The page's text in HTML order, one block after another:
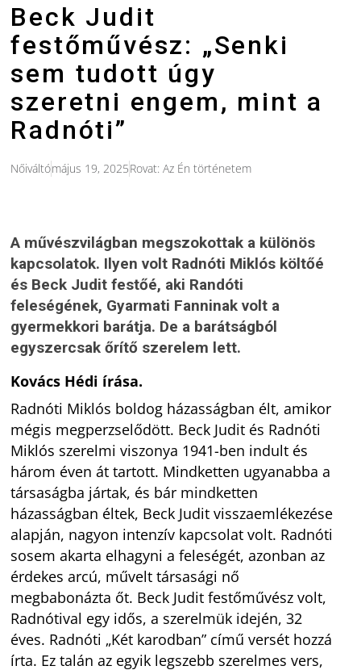
Beck Judit
festőművész: „Senki
sem tudott úgy
szeretni engem, mint a
Radnóti”
Nőiváltómájus 19, 2025Rovat:Az Én történetem
A művészvilágban megszokottak a különös
kapcsolatok. Ilyen volt Radnóti Miklós költőé
és Beck Judit festőé, aki Randóti
feleségének, Gyarmati Fanninak volt a
gyermekkori barátja. De a barátságból
egyszercsak őrítő szerelem lett.
Kovács Hédi írása.
Radnóti Miklós boldog házasságban élt, amikor
mégis megperzselődött. Beck Judit és Radnóti
Miklós szerelmi viszonya 1941-ben indult és
három éven át tartott. Mindketten ugyanabba a
társaságba jártak, és bár mindketten
házasságban éltek, Beck Judit visszaemlékezése
alapján, nagyon intenzív kapcsolat volt. Radnóti
sosem akarta elhagyni a feleségét, azonban az
érdekes arcú, művelt társasági nő
megbabonázta őt. Beck Judit festőművész volt,
Radnótival egy idős, a szerelmük idején, 32
éves. Radnóti „Két karodban” című versét hozzá
írta. Ez talán az egyik legszebb szerelmes vers,